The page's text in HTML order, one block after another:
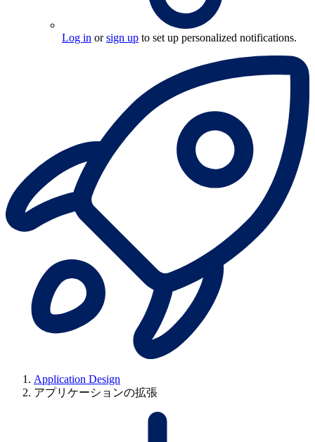
Log in orsign up to set up personalized notifications.
Application Design
アプリケーションの拡張